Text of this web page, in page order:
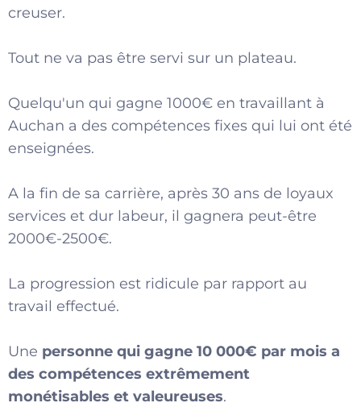
creuser.
Tout ne va pas être servi sur un plateau.
Quelqu'un qui gagne 1000€ en travaillant à
Auchan a des compétences fixes qui lui ont été
enseignées.
A la fin de sa carrière, après 30 ans de loyaux
services et dur labeur, il gagnera peut-être
2000€-2500€.
La progression est ridicule par rapport au
travail effectué.
Une personne qui gagne 10 000€ par mois a
des compétences extrêmement
monétisables et valeureuses.